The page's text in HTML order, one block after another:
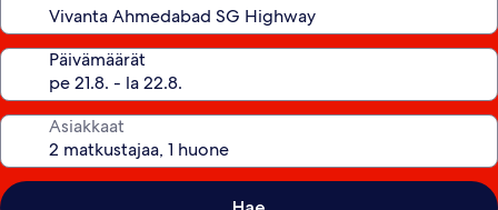
Päivämäärät
Asiakkaat